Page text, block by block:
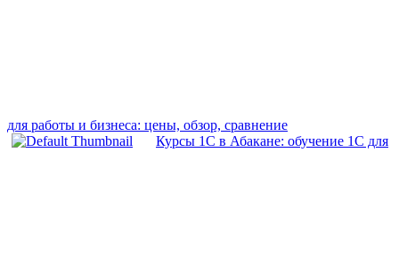
для работы и бизнеса: цены, обзор, сравнение
Курсы 1С в Абакане: обучение 1С для